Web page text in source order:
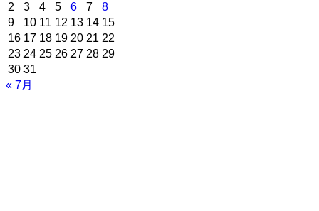
2
3 4 5 6 7
8
9
10 11 12 13 14 15
16 17 18 19 20 21 22
23 24 25 26 27 28 29
30 31
« 7月